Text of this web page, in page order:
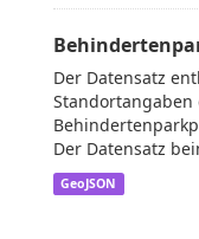
Der Datensatz
Der Datensatz
GeoJSON